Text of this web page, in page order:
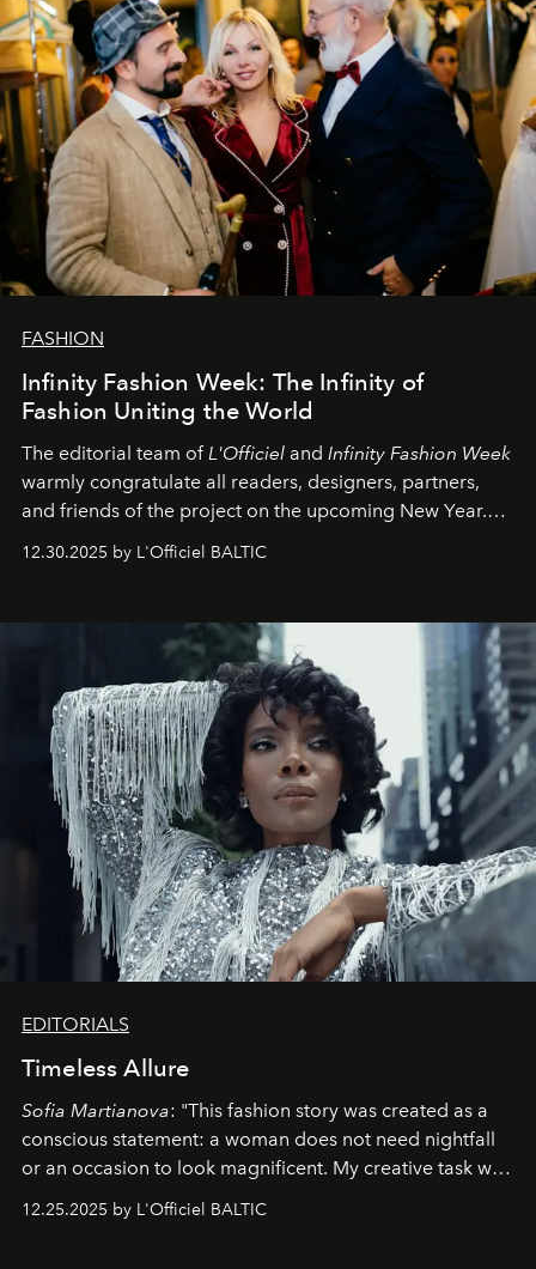
FASHION
Infinity Fashion Week: The Infinity of
Fashion Uniting the World
The editorial team of L'Officiel and Infinity Fashion Week
warmly congratulate all readers, designers, partners,
and friends of the project on the upcoming New Year.
achievements.
12.30.2025 by L'Officiel BALTIC
EDITORIALS
Timeless Allure
Sofia Martianova: "This fashion story was created as a
conscious statement: a woman does not need nightfall
or an occasion to look magnificent. My creative task was
that lives freely, confidently, and without permission. I
12.25.2025 by L'Officiel BALTIC